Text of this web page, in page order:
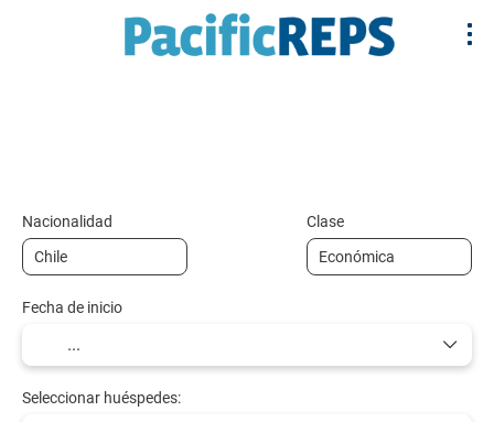
Nacionalidad Clase
Fecha de inicio
Seleccionar huéspedes: